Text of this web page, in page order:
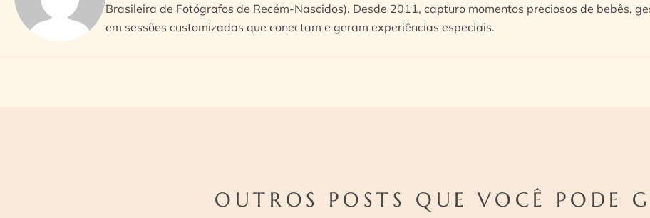
Brasileira de Fotógrafos de Recém-Nascidos). Desde 2011, capturo momentos preciosos de bebês,
em sessões customizadas que conectam e geram experiências especiais.
OUTROS POSTS QUE VOCÊ PODE